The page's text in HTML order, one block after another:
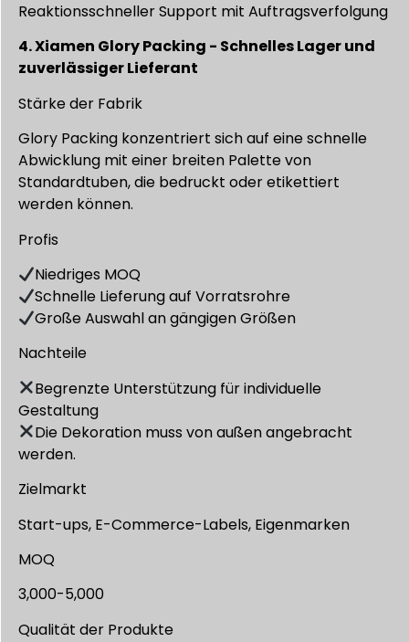
Reaktionsschneller Support mit Auftragsverfolgung
4. Xiamen Glory Packing - Schnelles Lager und
zuverlässiger Lieferant
Stärke der Fabrik
Glory Packing konzentriert sich auf eine schnelle
Abwicklung mit einer breiten Palette von
Standardtuben, die bedruckt oder etikettiert
werden können.
Profis
Niedriges MOQ
Schnelle Lieferung auf Vorratsrohre
Große Auswahl an gängigen Größen
Nachteile
Begrenzte Unterstützung für individuelle
Gestaltung
Die Dekoration muss von außen angebracht
werden.
Zielmarkt
Start-ups, E-Commerce-Labels, Eigenmarken
MOQ
3,000-5,000
Qualität der Produkte